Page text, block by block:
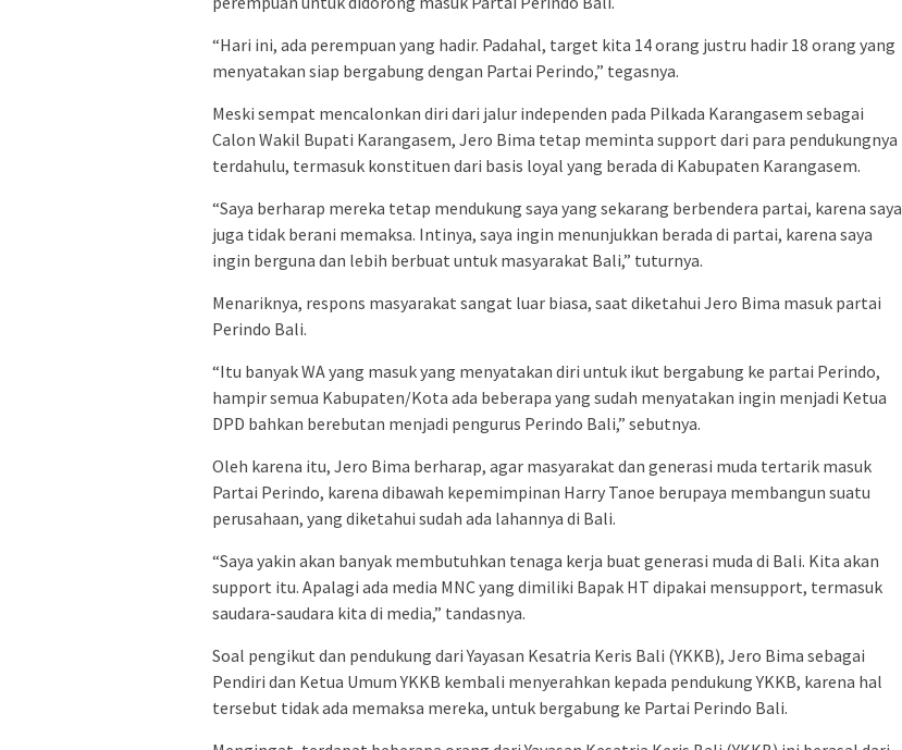
“Hari ini, ada perempuan yang hadir. Padahal, target kita 14 orang justru hadir 18 orang yang
menyatakan siap bergabung dengan Partai Perindo,” tegasnya.
Meski sempat mencalonkan diri dari jalur independen pada Pilkada Karangasem sebagai
Calon Wakil Bupati Karangasem, Jero Bima tetap meminta support dari para pendukungnya
terdahulu, termasuk konstituen dari basis loyal yang berada di Kabupaten Karangasem.
“Saya berharap mereka tetap mendukung saya yang sekarang berbendera partai, karena saya
juga tidak berani memaksa. Intinya, saya ingin menunjukkan berada di partai, karena saya
ingin berguna dan lebih berbuat untuk masyarakat Bali,” tuturnya.
Menariknya, respons masyarakat sangat luar biasa, saat diketahui Jero Bima masuk partai
Perindo Bali.
“Itu banyak WA yang masuk yang menyatakan diri untuk ikut bergabung ke partai Perindo,
hampir semua Kabupaten/Kota ada beberapa yang sudah menyatakan ingin menjadi Ketua
DPD bahkan berebutan menjadi pengurus Perindo Bali,” sebutnya.
Oleh karena itu, Jero Bima berharap, agar masyarakat dan generasi muda tertarik masuk
Partai Perindo, karena dibawah kepemimpinan Harry Tanoe berupaya membangun suatu
perusahaan, yang diketahui sudah ada lahannya di Bali.
“Saya yakin akan banyak membutuhkan tenaga kerja buat generasi muda di Bali. Kita akan
support itu. Apalagi ada media MNC yang dimiliki Bapak HT dipakai mensupport, termasuk
saudara-saudara kita di media,” tandasnya.
Soal pengikut dan pendukung dari Yayasan Kesatria Keris Bali (YKKB), Jero Bima sebagai
Pendiri dan Ketua Umum YKKB kembali menyerahkan kepada pendukung YKKB, karena hal
tersebut tidak ada memaksa mereka, untuk bergabung ke Partai Perindo Bali.